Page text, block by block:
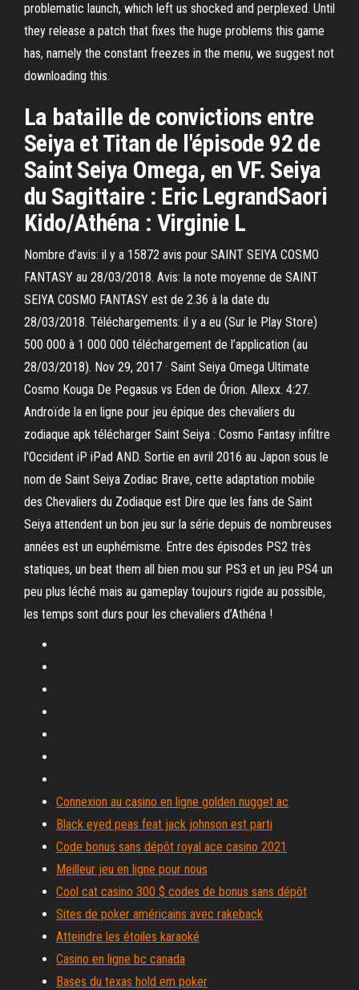
problematic launch, which left us shocked and perplexed. Until
they release a patch that fixes the huge problems this game
has, namely the constant freezes in the menu, we suggest not
downloading this.
La bataille de convictions entre
Seiya et Titan de l'épisode 92 de
Saint Seiya Omega, en VF. Seiya
du Sagittaire : Eric LegrandSaori
Kido/Athéna : Virginie L
Nombre d’avis: il y a 15872 avis pour SAINT SEIYA COSMO
FANTASY au 28/03/2018. Avis: la note moyenne de SAINT
SEIYA COSMO FANTASY est de 2.36 à la date du
28/03/2018. Téléchargements: il y a eu (Sur le Play Store)
500 000 à 1 000 000 téléchargement de l’application (au
28/03/2018). Nov 29, 2017 · Saint Seiya Omega Ultimate
Cosmo Kouga De Pegasus vs Eden de Órion. Allexx. 4:27.
Androïde la en ligne pour jeu épique des chevaliers du
zodiaque apk télécharger Saint Seiya : Cosmo Fantasy infiltre
l'Occident iP iPad AND. Sortie en avril 2016 au Japon sous le
nom de Saint Seiya Zodiac Brave, cette adaptation mobile
des Chevaliers du Zodiaque est Dire que les fans de Saint
Seiya attendent un bon jeu sur la série depuis de nombreuses
années est un euphémisme. Entre des épisodes PS2 très
statiques, un beat them all bien mou sur PS3 et un jeu PS4 un
peu plus léché mais au gameplay toujours rigide au possible,
les temps sont durs pour les chevaliers d’Athéna !
Connexion au casino en ligne golden nugget ac
Black eyed peas feat jack johnson est parti
Code bonus sans dépôt royal ace casino 2021
Meilleur jeu en ligne pour nous
Cool cat casino 300 $ codes de bonus sans dépôt
Sites de poker américains avec rakeback
Atteindre les étoiles karaoké
Casino en ligne bc canada
Bases du texas hold em poker